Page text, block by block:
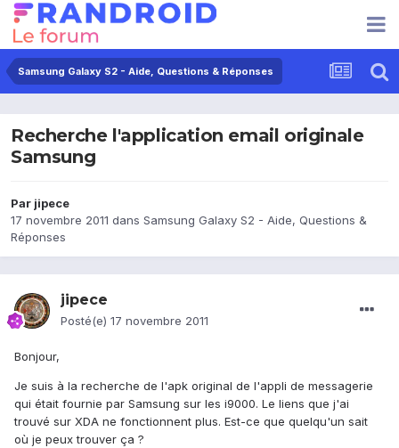
Samsung Galaxy S2 - Aide, Questions & Réponses
Recherche l'application email originale
Samsung
Par jipece
17 novembre 2011 dans Samsung Galaxy S2 - Aide, Questions &
Réponses
jipece
Posté(e) 17 novembre 2011
Bonjour,
Je suis à la recherche de l'apk original de l'appli de messagerie
qui était fournie par Samsung sur les i9000. Le liens que j'ai
trouvé sur XDA ne fonctionnent plus. Est-ce que quelqu'un sait
où je peux trouver ça ?